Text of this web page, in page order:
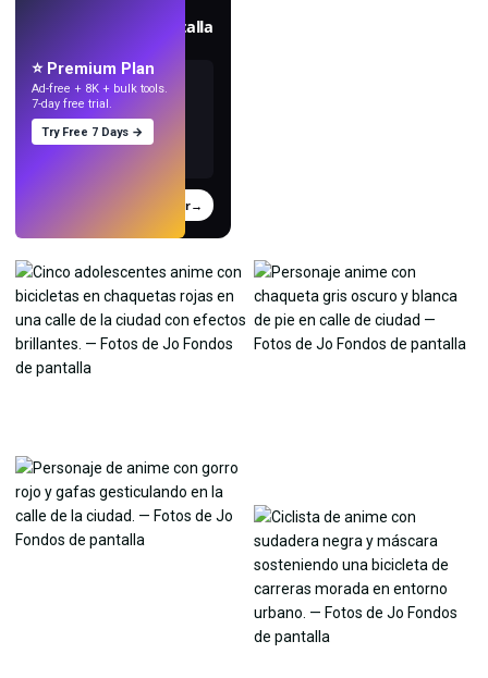
Crea fondos de pantalla
Probar →
⭐ Premium Plan
Ad-free + 8K + bulk tools.
7-day free trial.
Try Free 7 Days →